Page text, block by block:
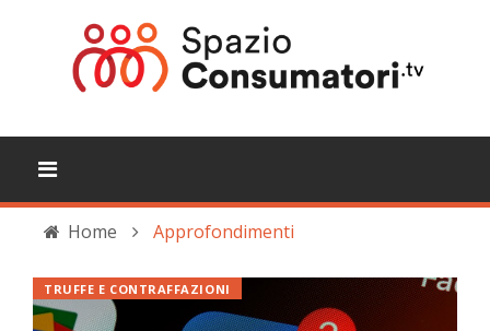
Home Approfondimenti
TRUFFE E CONTRAFFAZIONI